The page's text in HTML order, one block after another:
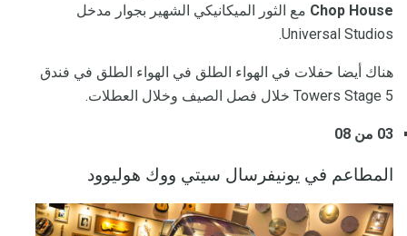
Chop House مع الثور الميكانيكي الشهير بجوار مدخل
Universal Studios.
هناك أيضا حفلات في الهواء الطلق في الهواء الطلق في فندق
5 Towers Stage خلال فصل الصيف وخلال العطلات.
03 من 08
المطاعم في يونيفرسال سيتي ووك هوليوود